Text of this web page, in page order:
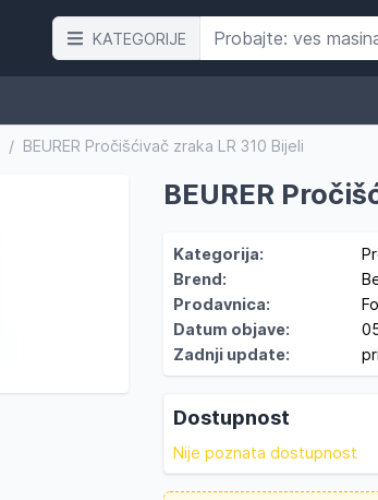
KATEGORIJE
/ BEURER Pročišćivač zraka LR 310 Bijeli
BEURER
Kategorija:
Brend:
Prodavnica:
Datum objave:
Zadnji update:
Dostupnost
Nije poznata dostupnost